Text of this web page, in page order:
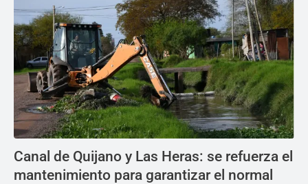
Canal de Quijano y Las Heras: se refuerza el
mantenimiento para garantizar el normal